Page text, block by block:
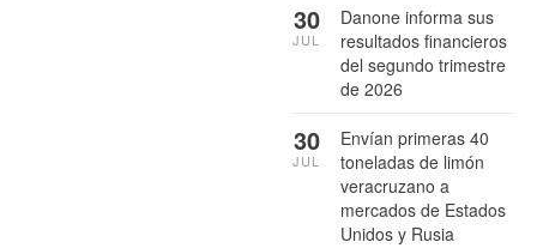
Danone informa sus
resultados financieros
del segundo trimestre
de 2026
30
JUL
Envían primeras 40
toneladas de limón
veracruzano a
mercados de Estados
Unidos y Rusia
30
JUL